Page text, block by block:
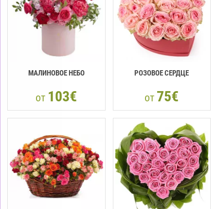
МАЛИНОВОЕ НЕБО
от 103€
РОЗОВОЕ СЕРДЦЕ
от 75€